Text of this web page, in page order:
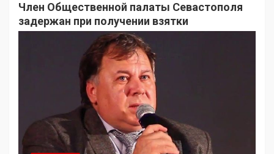
Член Общественной палаты Севастополя
задержан при получении взятки